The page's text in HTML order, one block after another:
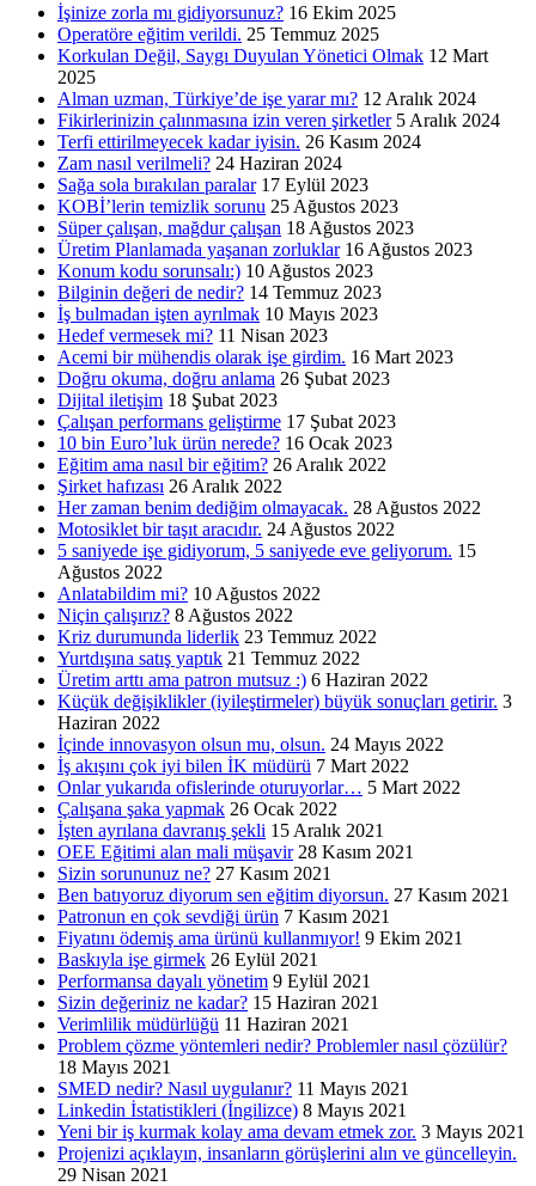
İşinize zorla mı gidiyorsunuz? 16 Ekim 2025
Operatöre eğitim verildi. 25 Temmuz 2025
Korkulan Değil, Saygı Duyulan Yönetici Olmak 12 Mart
2025
Alman uzman, Türkiye’de işe yarar mı? 12 Aralık 2024
Fikirlerinizin çalınmasına izin veren şirketler 5 Aralık 2024
Terfi ettirilmeyecek kadar iyisin. 26 Kasım 2024
Zam nasıl verilmeli? 24 Haziran 2024
Sağa sola bırakılan paralar 17 Eylül 2023
KOBİ’lerin temizlik sorunu 25 Ağustos 2023
Süper çalışan, mağdur çalışan 18 Ağustos 2023
Üretim Planlamada yaşanan zorluklar 16 Ağustos 2023
Konum kodu sorunsalı:) 10 Ağustos 2023
Bilginin değeri de nedir? 14 Temmuz 2023
İş bulmadan işten ayrılmak 10 Mayıs 2023
Hedef vermesek mi? 11 Nisan 2023
Acemi bir mühendis olarak işe girdim. 16 Mart 2023
Doğru okuma, doğru anlama 26 Şubat 2023
Dijital iletişim 18 Şubat 2023
Çalışan performans geliştirme 17 Şubat 2023
10 bin Euro’luk ürün nerede? 16 Ocak 2023
Eğitim ama nasıl bir eğitim? 26 Aralık 2022
Şirket hafızası 26 Aralık 2022
Her zaman benim dediğim olmayacak. 28 Ağustos 2022
Motosiklet bir taşıt aracıdır. 24 Ağustos 2022
5 saniyede işe gidiyorum, 5 saniyede eve geliyorum. 15
Ağustos 2022
Anlatabildim mi? 10 Ağustos 2022
Niçin çalışırız? 8 Ağustos 2022
Kriz durumunda liderlik 23 Temmuz 2022
Yurtdışına satış yaptık 21 Temmuz 2022
Üretim arttı ama patron mutsuz :) 6 Haziran 2022
Küçük değişiklikler (iyileştirmeler) büyük sonuçları getirir. 3
Haziran 2022
İçinde innovasyon olsun mu, olsun. 24 Mayıs 2022
İş akışını çok iyi bilen İK müdürü 7 Mart 2022
Onlar yukarıda ofislerinde oturuyorlar… 5 Mart 2022
Çalışana şaka yapmak 26 Ocak 2022
İşten ayrılana davranış şekli 15 Aralık 2021
OEE Eğitimi alan mali müşavir 28 Kasım 2021
Sizin sorununuz ne? 27 Kasım 2021
Ben batıyoruz diyorum sen eğitim diyorsun. 27 Kasım 2021
Patronun en çok sevdiği ürün 7 Kasım 2021
Fiyatını ödemiş ama ürünü kullanmıyor! 9 Ekim 2021
Baskıyla işe girmek 26 Eylül 2021
Performansa dayalı yönetim 9 Eylül 2021
Sizin değeriniz ne kadar? 15 Haziran 2021
Verimlilik müdürlüğü 11 Haziran 2021
Problem çözme yöntemleri nedir? Problemler nasıl çözülür?
18 Mayıs 2021
SMED nedir? Nasıl uygulanır? 11 Mayıs 2021
Linkedin İstatistikleri (İngilizce) 8 Mayıs 2021
Yeni bir iş kurmak kolay ama devam etmek zor. 3 Mayıs 2021
Projenizi açıklayın, insanların görüşlerini alın ve güncelleyin.
29 Nisan 2021